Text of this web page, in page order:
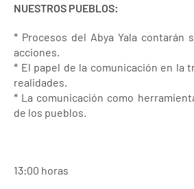
NUESTROS PUEBLOS:
* Procesos del Abya Yala contarán
acciones.
* El papel de la comunicación en la
realidades.
* La comunicación como
de los pueblos.
13:00 horas